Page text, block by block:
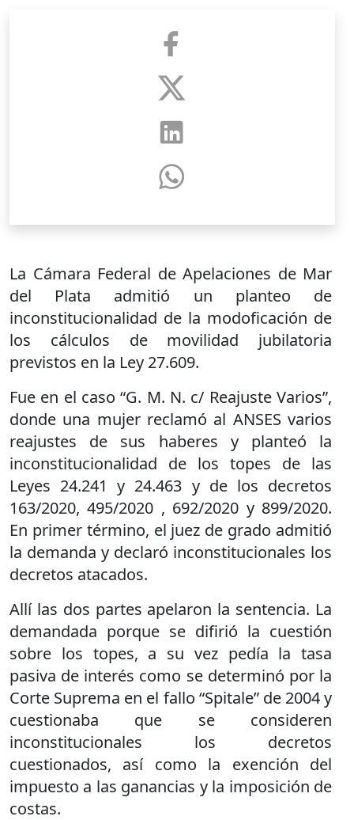
La Cámara Federal de Apelaciones de Mar
del Plata admitió un planteo de
inconstitucionalidad de la modoficación de
los cálculos de movilidad jubilatoria
previstos en la Ley 27.609.
Fue en el caso “G. M. N. c/ Reajuste Varios”,
donde una mujer reclamó al ANSES varios
reajustes de sus haberes y planteó la
inconstitucionalidad de los topes de las
Leyes 24.241 y 24.463 y de los decretos
163/2020, 495/2020 , 692/2020 y 899/2020.
En primer término, el juez de grado admitió
la demanda y declaró inconstitucionales los
decretos atacados.
Allí las dos partes apelaron la sentencia. La
demandada porque se difirió la cuestión
sobre los topes, a su vez pedía la tasa
pasiva de interés como se determinó por la
Corte Suprema en el fallo “Spitale” de 2004 y
cuestionaba que se consideren
inconstitucionales los decretos
cuestionados, así como la exención del
impuesto a las ganancias y la imposición de
costas.